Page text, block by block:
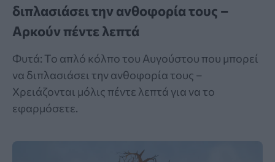
διπλασιάσει την ανθοφορία τους –
Αρκούν πέντε λεπτά
Φυτά: Το απλό κόλπο του Αυγούστου που μπορεί
να διπλασιάσει την ανθοφορία τους –
Χρειάζονται μόλις πέντε λεπτά για να το
εφαρμόσετε.